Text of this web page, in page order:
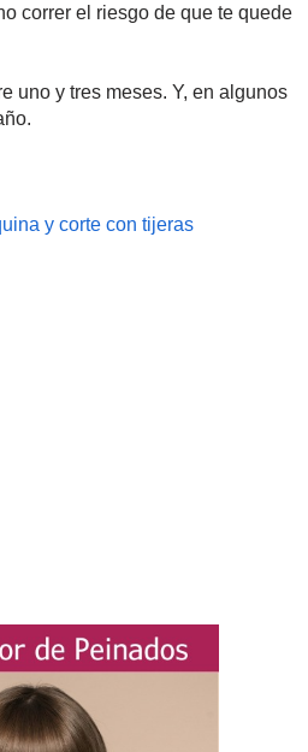
correr el riesgo de que te quede
uno y tres meses. Y, en algunos
y corte con tijeras